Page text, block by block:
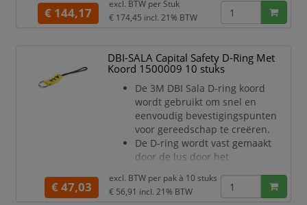
Deze meelopende valbeveiliging is
eenvoudig in gebruik en kan op
daken.
Protecta Viper LT zowel geschikt voor
werkplaatsbeperking,
werkpositionering en
€ 144,17
excl. BTW per Stuk
€ 174,45 incl. 21% BTW
DBI-SALA Capital Safety D-Ring Met
Koord 1500009 10 stuks
De 3M DBI Sala D-ring koord
wordt gebruikt om snel en
eenvoudig bevestigingspunten
voor gereedschap te creëren.
De D-ring wordt vast gemaakt
door de lus door het
vervolgens met een ankersteek
vast te zetten.
€ 47,03
excl. BTW per pak à 10 stuks
€ 56,91 incl. 21% BTW